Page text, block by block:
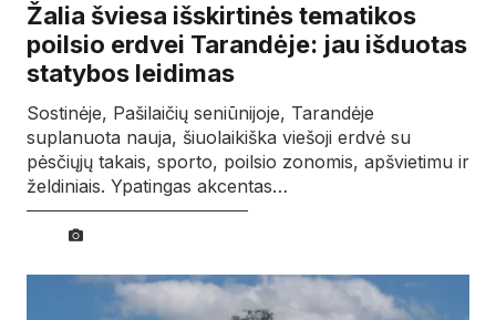
Žalia šviesa išskirtinės tematikos
poilsio erdvei Tarandėje: jau išduotas
statybos leidimas
Sostinėje, Pašilaičių seniūnijoje, Tarandėje
suplanuota nauja, šiuolaikiška viešoji erdvė su
pėsčiųjų takais, sporto, poilsio zonomis, apšvietimu ir
želdiniais. Ypatingas akcentas…